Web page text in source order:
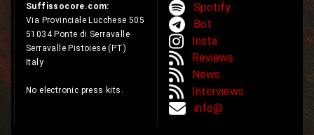
Suffissocore.com:
Via Provinciale Lucchese 505
51034 Ponte di Serravalle
Serravalle Pistoiese (PT)
Italy
No electronic press kits.
Spotify
Bot
Insta
Reviews
News
Interviews
info@